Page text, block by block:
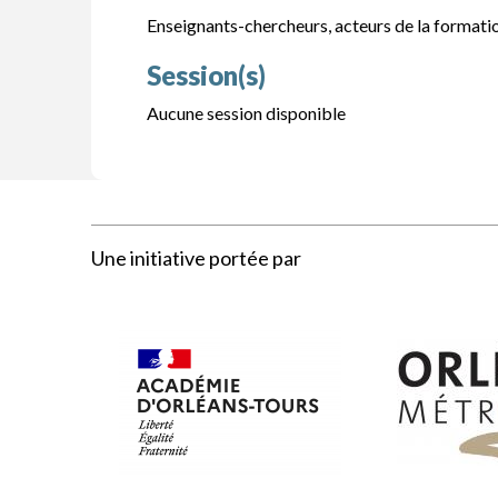
Enseignants-chercheurs, acteurs de la
Session(s)
Aucune session disponible
Une initiative portée par